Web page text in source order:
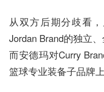
从双方后期分歧看
Jordan Brand的独立
而安德玛对Curry
篮球专业装备子品牌上